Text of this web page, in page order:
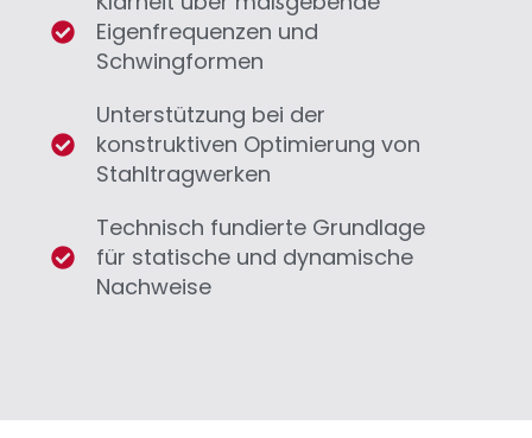
Eigenfrequenzen und
Schwingformen
Unterstützung bei der
konstruktiven Optimierung von
Stahltragwerken
Technisch fundierte Grundlage
für statische und dynamische
Nachweise